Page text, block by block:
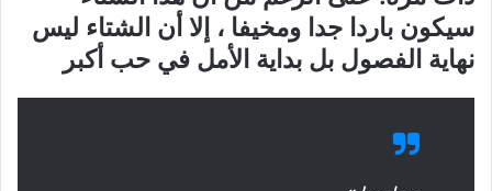
سيكون باردا جدا ومخيفا ، إلا أن الشتاء ليس
نهاية الفصول بل بداية الأمل في حب أكبر